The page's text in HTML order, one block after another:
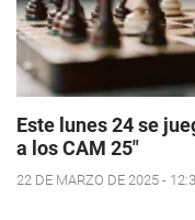
Este lunes 24 se
a los CAM 25"
22 DE MARZO DE 2025 -